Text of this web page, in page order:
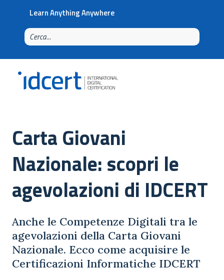
Learn Anything Anywhere
Carta Giovani
Nazionale: scopri le
agevolazioni di IDCERT
Anche le Competenze Digitali tra le
agevolazioni della Carta Giovani
Nazionale. Ecco come acquisire le
Certificazioni Informatiche IDCERT